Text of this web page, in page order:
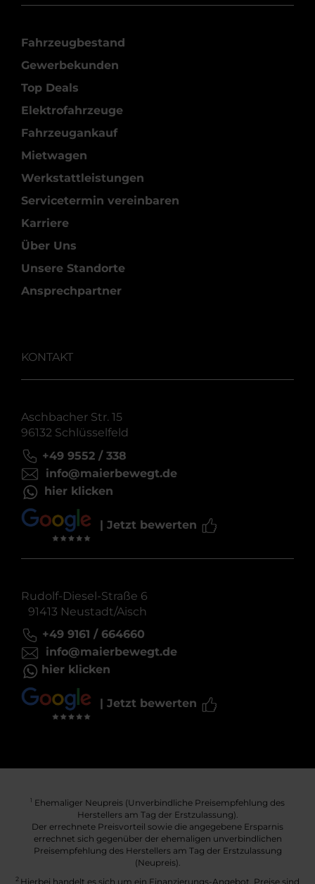
Fahrzeugbestand
Gewerbekunden
Top Deals
Elektrofahrzeuge
Fahrzeugankauf
Mietwagen
Werkstattleistungen
Servicetermin vereinbaren
Karriere
Über Uns
Unsere Standorte
Ansprechpartner
KONTAKT
Aschbacher Str. 15
96132 Schlüsselfeld
+49 9552 / 338
info@maierbewegt.de
hier klicken
| Jetzt bewerten
Rudolf-Diesel-Straße 6
91413 Neustadt/Aisch
+49 9161 / 664660
info@maierbewegt.de
hier klicken
| Jetzt bewerten
1
Ehemaliger Neupreis (Unverbindliche Preisempfehlung des
Herstellers am Tag der Erstzulassung).
Der errechnete Preisvorteil sowie die angegebene Ersparnis
errechnet sich gegenüber der ehemaligen unverbindlichen
Preisempfehlung des Herstellers am Tag der Erstzulassung
(Neupreis).
2 Hierbei handelt es sich um ein Finanzierungs-Angebot. Preise sind